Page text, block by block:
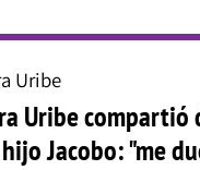
Uribe
Uribe
Jacobo: "me